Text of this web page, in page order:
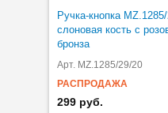
Ручка-кнопка
слоновая кость с
бронза
Арт. MZ.1285/29/20
РАСПРОДАЖА
299 руб.